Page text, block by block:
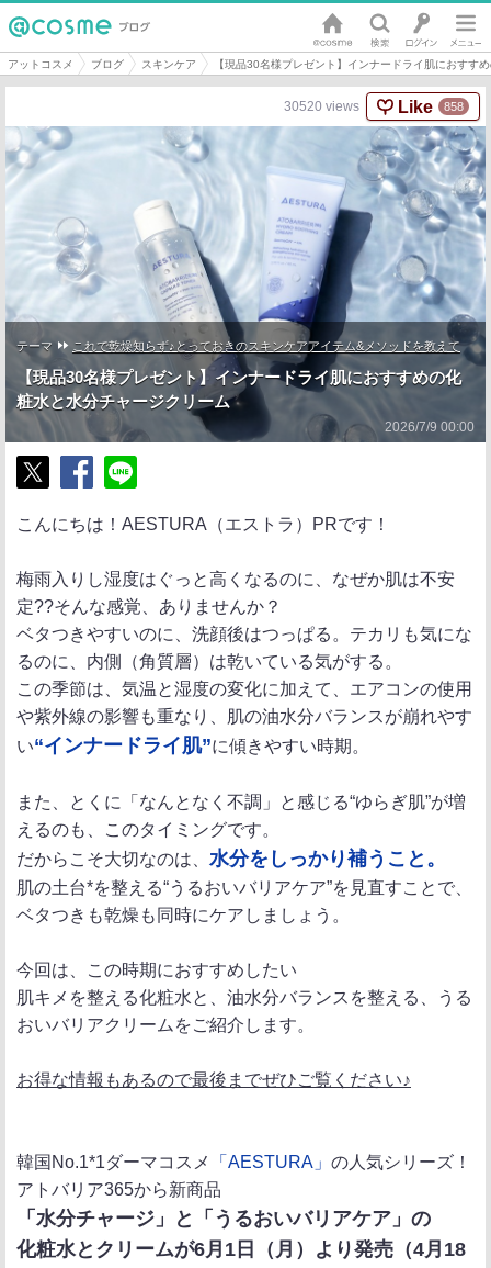
アットコスメ ブログ スキンケア 【現品30名様プレゼント】インナードライ肌におすす
30520 views Like 858
テーマ これで乾燥知らず♪とっておきのスキンケアアイテム&メソッドを教えて
【現品30名様プレゼント】インナードライ肌におすすめの化
粧水と水分チャージクリーム
2026/7/9 00:00
ト
ア
こんにちは！AESTURA（エストラ）PRです！
梅雨入りし湿度はぐっと高くなるのに、なぜか肌は不安
定??そんな感覚、ありませんか？
ベタつきやすいのに、洗顔後はつっぱる。テカリも気にな
るのに、内側（角質層）は乾いている気がする。
この季節は、気温と湿度の変化に加えて、エアコンの使用
や紫外線の影響も重なり、肌の油水分バランスが崩れやす
い“インナードライ肌”に傾きやすい時期。
また、とくに「なんとなく不調」と感じる“ゆらぎ肌”が増
えるのも、このタイミングです。
だからこそ大切なのは、 水分をしっかり補うこと。
肌の土台*を整える“うるおいバリアケア”を見直すことで、
ベタつきも乾燥も同時にケアしましょう。
今回は、この時期におすすめしたい
肌キメを整える化粧水と、油水分バランスを整える、うる
おいバリアクリームをご紹介します。
お得な情報もあるので最後までぜひご覧ください♪
韓国No.1*1ダーマコスメ 「AESTURA」 の人気シリーズ！
アトバリア365から新商品
「水分チャージ」と「うるおいバリアケア」の
化粧水とクリームが6月1日（月）より発売（4月18